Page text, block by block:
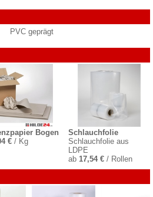
PVC geprägt
Bogen
€ / Kg
Schlauchfolie
Schlauchfolie aus
LDPE
ab 17,54 €/ Rollen